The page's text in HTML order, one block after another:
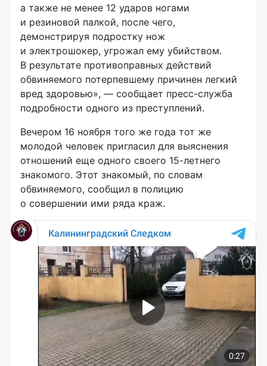
а также не менее 12 ударов ногами
и резиновой палкой, после чего,
демонстрируя подростку нож
и электрошокер, угрожал ему убийством.
В результате противоправных действий
обвиняемого потерпевшему причинен легкий
вред здоровью», — сообщает пресс-служба
подробности одного из преступлений.
Вечером 16 ноября того же года тот же
молодой человек пригласил для выяснения
отношений еще одного своего 15-летнего
знакомого. Этот знакомый, по словам
обвиняемого, сообщил в полицию
о совершении ими ряда краж.